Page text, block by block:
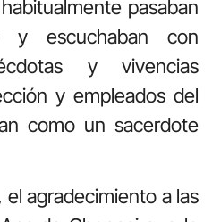
pasaban
y escuchaban con
y vivencias
y empleados del
como un sacerdote
el agradecimiento a las